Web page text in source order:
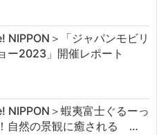
NIPPON＞「ジャパンモビリ
ー2023」開催レポート
NIPPON＞蝦夷富士ぐるーっ
自然の景観に癒される …